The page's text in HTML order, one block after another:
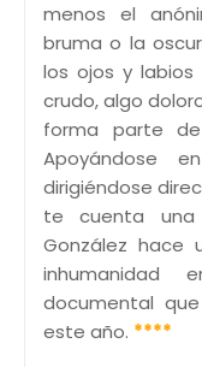
menos el
bruma o la
los ojos y
crudo, algo
forma parte
Apoyándose
dirigiéndose
te cuenta una
González hace
inhumanidad
documental
este año. ****